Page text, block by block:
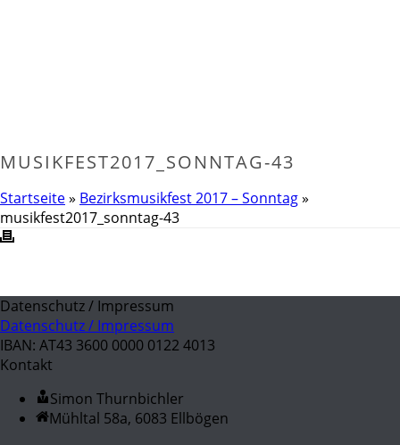
MUSIKFEST2017_SONNTAG-43
Startseite» Bezirksmusikfest 2017 – Sonntag»
musikfest2017_sonntag-43
Datenschutz / Impressum
Datenschutz / Impressum
IBAN: AT43 3600 0000 0122 4013
Kontakt
Simon Thurnbichler
Mühltal 58a, 6083 Ellbögen